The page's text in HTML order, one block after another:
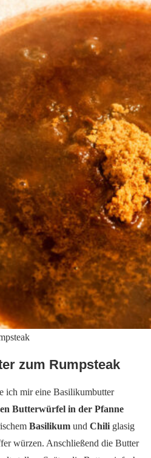
zum Rumpsteak
ich mir eine Basilikumbutter
Butterwürfel in der Pfanne
Basilikum und Chili glasig
würzen. Anschließend die Butter